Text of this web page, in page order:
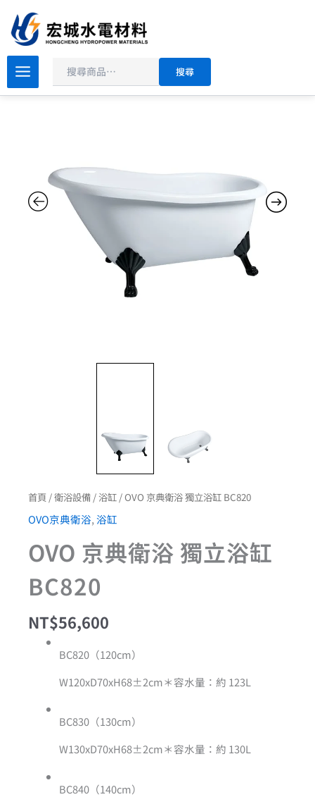
要
容
尋
搜尋
首頁 /衛浴設備 / 浴缸 / OVO 京典衛浴 獨立浴缸 BC820
OVO京典衛浴,浴缸
OVO 京典衛浴 獨立浴缸
BC820
NT$56,600
BC820（120cm）
W120xD70xH68±2cm＊容水量：約 123L
BC830（130cm）
W130xD70xH68±2cm＊容水量：約 130L
BC840（140cm）
OVO
京
典
BC820
數
量